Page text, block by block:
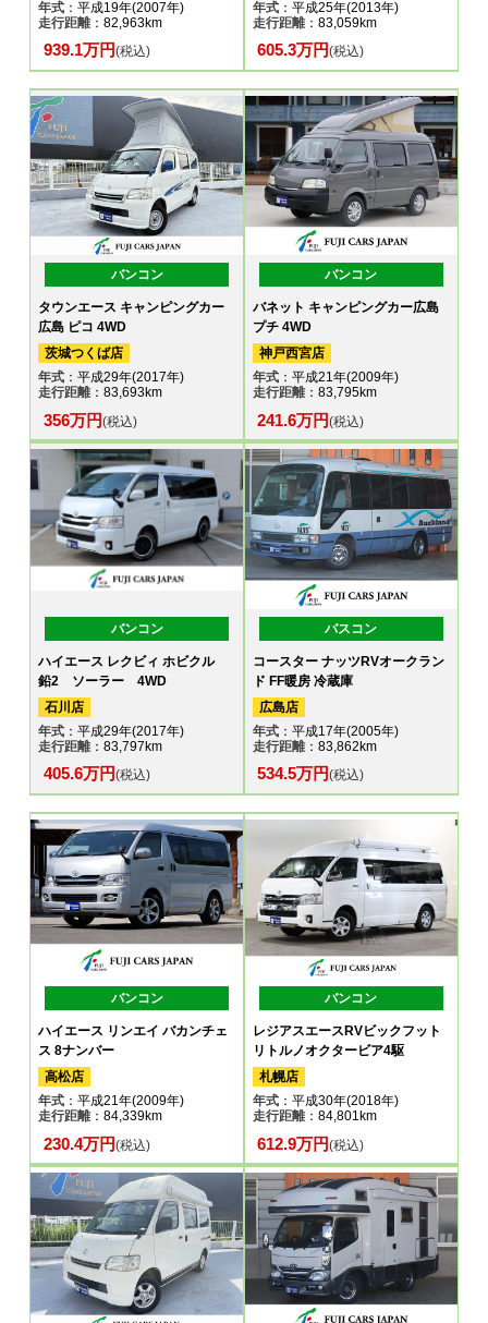
年式 ：平成19年(2007年)
走行距離：82,963km
939.1万円(税込)
年式：平成25年(2013年)
走行距離：83,059km
605.3万円(税込)
バンコン
タウンエース キャンピングカー
広島 ピコ 4WD
茨城つくば店
年式 ：平成29年(2017年)
走行距離：83,693km
356万円(税込)
バンコン
バネット キャンピングカー広島
プチ 4WD
神戸西宮店
年式：平成21年(2009年)
走行距離：83,795km
241.6万円(税込)
バンコン
ハイエース レクビィ ホビクル
鉛2 ソーラー 4WD
石川店
年式 ：平成29年(2017年)
走行距離：83,797km
405.6万円(税込)
バスコン
コースター ナッツRVオークラン
ド FF暖房 冷蔵庫
広島店
年式：平成17年(2005年)
走行距離：83,862km
534.5万円(税込)
バンコン
ハイエース リンエイ バカンチェ
ス 8ナンバー
高松店
年式 ：平成21年(2009年)
走行距離：84,339km
230.4万円(税込)
バンコン
レジアスエースRVビックフット
リトルノオクタービア4駆
札幌店
年式：平成30年(2018年)
走行距離：84,801km
612.9万円(税込)